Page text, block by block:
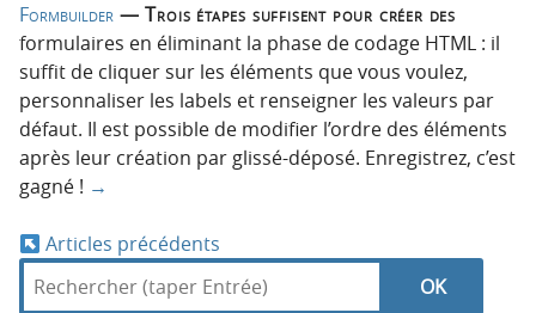
Formbuilder — Trois étapes suffisent pour créer des
formulaires en éliminant la phase de codage HTML : il
suffit de cliquer sur les éléments que vous voulez,
personnaliser les labels et renseigner les valeurs par
défaut. Il est possible de modifier l’ordre des éléments
après leur création par glissé-déposé. Enregistrez, c’est
gagné ! →
NArticles précédents
R
R
d